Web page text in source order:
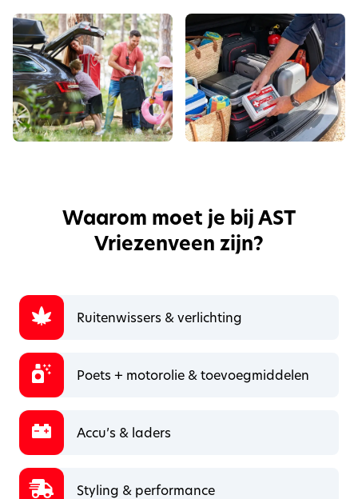
Waarom moet je bij AST
Vriezenveen zijn?
Ruitenwissers & verlichting
Poets + motorolie & toevoegmiddelen
Accu’s & laders
Styling & performance